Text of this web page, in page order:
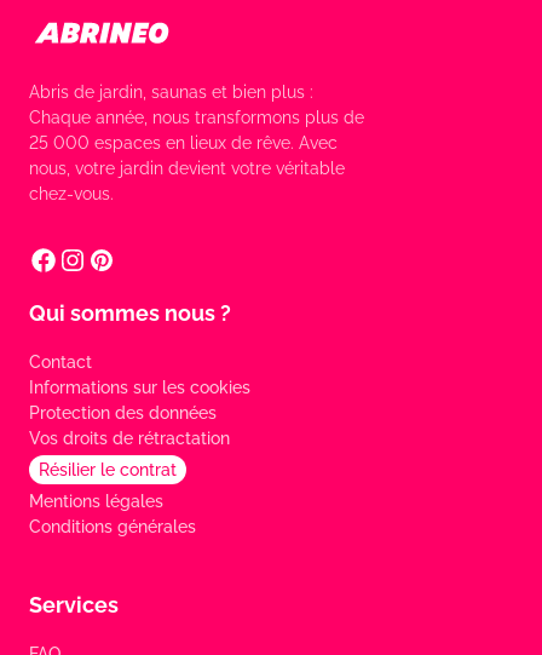
Abris de jardin, saunas et bien plus :
Chaque année, nous transformons plus de
25 000 espaces en lieux de rêve. Avec
nous, votre jardin devient votre véritable
chez-vous.
Qui sommes nous ?
Contact
Informations sur les cookies
Protection des données
Vos droits de rétractation
Résilier le contrat
Mentions légales
Conditions générales
Services